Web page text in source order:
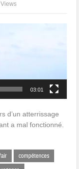
03:01
d’un atterrissage
a mal fonctionné.
compétences